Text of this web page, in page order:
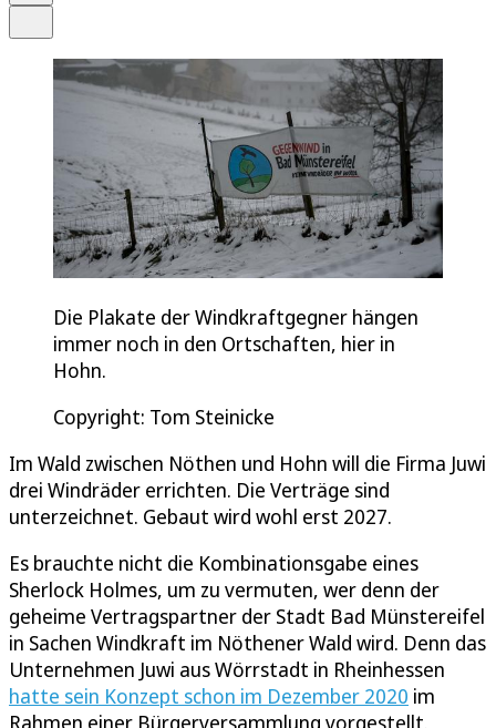
Die Plakate der Windkraftgegner hängen
immer noch in den Ortschaften, hier in
Hohn.
Copyright: Tom Steinicke
Im Wald zwischen Nöthen und Hohn will die Firma Juwi
drei Windräder errichten. Die Verträge sind
unterzeichnet. Gebaut wird wohl erst 2027.
Es brauchte nicht die Kombinationsgabe eines
Sherlock Holmes, um zu vermuten, wer denn der
geheime Vertragspartner der Stadt Bad Münstereifel
in Sachen Windkraft im Nöthener Wald wird. Denn das
Unternehmen Juwi aus Wörrstadt in Rheinhessen
hatte sein Konzept schon im Dezember 2020 im